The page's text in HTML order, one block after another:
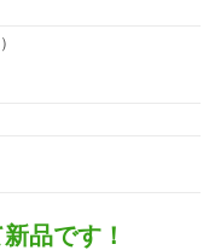
品です！